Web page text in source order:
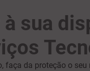
sua
faça da proteção o